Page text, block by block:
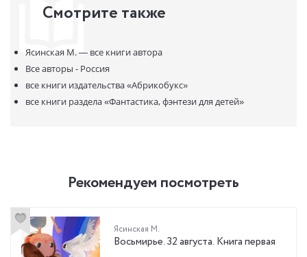
Смотрите также
Ясинская М. — все книги автора
Все авторы - Россия
все книги издательства«Абрикобукс»
все книги раздела«Фантастика, фэнтези для детей»
Рекомендуем посмотреть
Ясинская М.
Восьмирье. 32 августа. Книга первая